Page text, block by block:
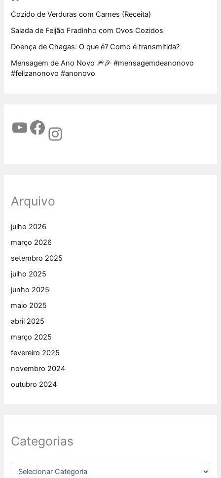
Cozido de Verduras com Carnes (Receita)
Salada de Feijão Fradinho com Ovos Cozidos
Doença de Chagas: O que é? Como é transmitida?
Mensagem de Ano Novo 🎆🎉 #mensagemdeanonovo
#felizanonovo #anonovo
Arquivo
julho 2026
março 2026
setembro 2025
julho 2025
junho 2025
maio 2025
abril 2025
março 2025
fevereiro 2025
novembro 2024
outubro 2024
Categorias